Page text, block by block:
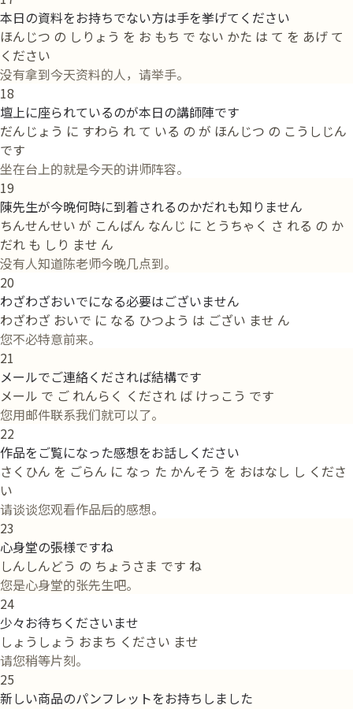
本日の資料をお持ちでない方は手を挙げてください
ほんじつ の しりょう を お もち で ない かた は て を あげ て
ください
没有拿到今天资料的人，请举手。
18
壇上に座られているのが本日の講師陣です
だんじょう に すわら れ て いる の が ほんじつ の こうしじん
です
坐在台上的就是今天的讲师阵容。
19
陳先生が今晩何時に到着されるのかだれも知りません
ちんせんせい が こんばん なんじ に とうちゃく さ れる の か
だれ も しり ませ ん
没有人知道陈老师今晚几点到。
20
わざわざおいでになる必要はございません
わざわざ おいで に なる ひつよう は ござい ませ ん
您不必特意前来。
21
メールでご連絡くだされば結構です
メール で ご れんらく くだされ ば けっこう です
您用邮件联系我们就可以了。
22
作品をご覧になった感想をお話しください
さくひん を ごらん に なっ た かんそう を おはなし し くださ
い
请谈谈您观看作品后的感想。
23
心身堂の張様ですね
しんしんどう の ちょうさま です ね
您是心身堂的张先生吧。
24
少々お待ちくださいませ
しょうしょう おまち ください ませ
请您稍等片刻。
25
新しい商品のパンフレットをお持ちしました